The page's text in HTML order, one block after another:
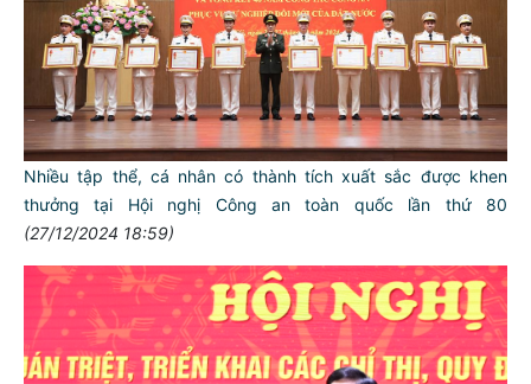
Nhiều tập thể, cá nhân có thành tích xuất sắc được khen
thưởng tại Hội nghị Công an toàn quốc lần thứ 80
(27/12/2024 18:59)